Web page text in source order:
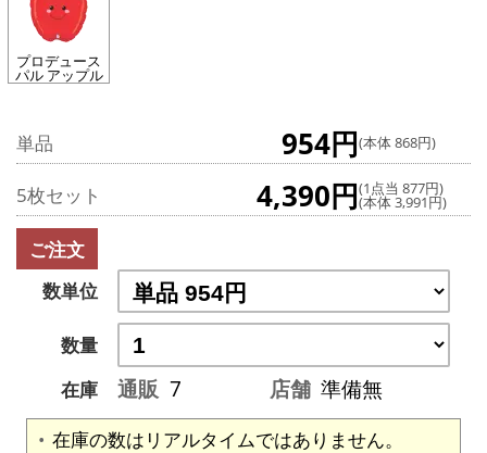
プロデュース
パル アップル
単品 954円(本体 868円)
5枚セット 4,390円(1点当 877円)
(本体 3,991円)
ご注文
数単位
数量
在庫
通販 7 店舗 準備無
在庫の数はリアルタイムではありません。